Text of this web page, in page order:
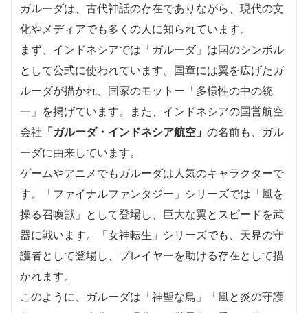
ガルーダは、古代神話の存在でありながら、現代の文
化やメディアでも多くの人に知られています。
まず、インドネシアでは「ガルーダ」は国のシンボル
として公式に使われています。国章には翼を広げたガ
ルーダが描かれ、国家のモットー「多様性の中の統
一」を掲げています。また、インドネシアの国営航空
会社 「ガルーダ・インドネシア航空」 の名前も、ガル
ーダに由来しています。
ゲームやアニメでもガルーダは人気のキャラクターで
す。「ファイナルファンタジー」シリーズでは「風を
操る召喚獣」として登場し、巨大な翼とスピードを武
器に戦います。「女神転生」シリーズでも、天界の守
護者として登場し、プレイヤーを助ける存在として描
かれます。
このように、ガルーダは「神聖な鳥」「風と炎の守護